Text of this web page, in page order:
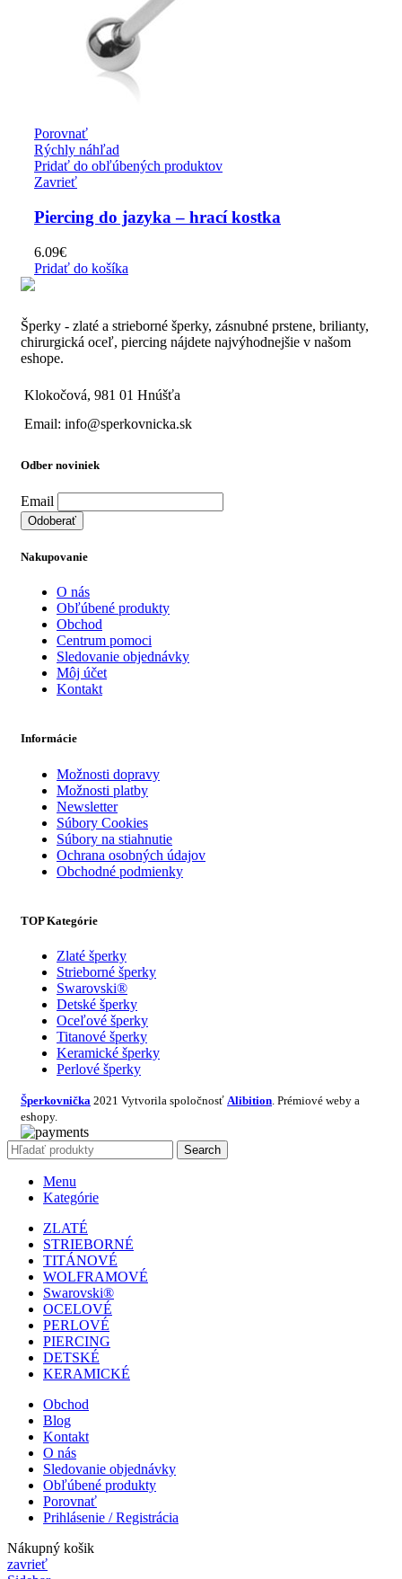
Porovnať
Rýchly náhľad
Pridať do obľúbených produktov
Zavrieť
Piercing do jazyka – hrací kostka
6.09€
Pridať do košíka
Šperky - zlaté a strieborné šperky, zásnubné prstene, brilianty,
chirurgická oceľ, piercing nájdete najvýhodnejšie v našom
eshope.
Klokočová, 981 01 Hnúšťa
Email: info@sperkovnicka.sk
Odber noviniek
Email
Nakupovanie
O nás
Obľúbené produkty
Obchod
Centrum pomoci
Sledovanie objednávky
Môj účet
Kontakt
Informácie
Možnosti dopravy
Možnosti platby
Newsletter
Súbory Cookies
Súbory na stiahnutie
Ochrana osobných údajov
Obchodné podmienky
TOP Kategórie
Zlaté šperky
Strieborné šperky
Swarovski®
Detské šperky
Oceľové šperky
Titanové šperky
Keramické šperky
Perlové šperky
Šperkovnička 2021 Vytvorila spoločnosť Alibition . Prémiové weby a
eshopy.
Search
Menu
Kategórie
ZLATÉ
STRIEBORNÉ
TITÁNOVÉ
WOLFRAMOVÉ
Swarovski®
OCELOVÉ
PERLOVÉ
PIERCING
DETSKÉ
KERAMICKÉ
Obchod
Blog
Kontakt
O nás
Sledovanie objednávky
Obľúbené produkty
Porovnať
Prihlásenie / Registrácia
Nákupný košik
zavrieť